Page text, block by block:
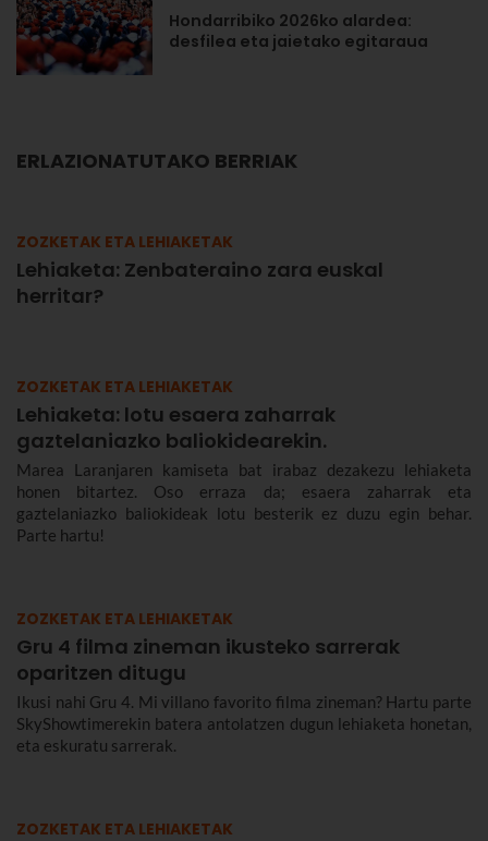
Hondarribiko 2026ko alardea:
desfilea eta jaietako egitaraua
ERLAZIONATUTAKO BERRIAK
ZOZKETAK ETA LEHIAKETAK
Lehiaketa: Zenbateraino zara euskal
herritar?
ZOZKETAK ETA LEHIAKETAK
Lehiaketa: lotu esaera zaharrak
gaztelaniazko baliokidearekin.
Marea Laranjaren kamiseta bat irabaz dezakezu lehiaketa
honen bitartez. Oso erraza da; esaera zaharrak eta
gaztelaniazko baliokideak lotu besterik ez duzu egin behar.
Parte hartu!
ZOZKETAK ETA LEHIAKETAK
Gru 4 filma zineman ikusteko sarrerak
oparitzen ditugu
Ikusi nahi Gru 4. Mi villano favorito filma zineman? Hartu parte
SkyShowtimerekin batera antolatzen dugun lehiaketa honetan,
eta eskuratu sarrerak.
ZOZKETAK ETA LEHIAKETAK